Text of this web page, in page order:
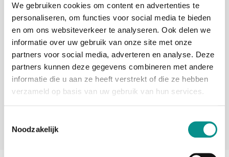
We gebruiken cookies om content en advertenties te
personaliseren, om functies voor social media te bieden
en om ons websiteverkeer te analyseren. Ook delen we
informatie over uw gebruik van onze site met onze
partners voor social media, adverteren en analyse. Deze
partners kunnen deze gegevens combineren met andere
informatie die u aan ze heeft verstrekt of die ze hebben
verzameld op basis van uw gebruik van hun services.
Noodzakelijk
30 dagen bedenktijd
Vandaag besteld, morgen in huis
beoordelingen